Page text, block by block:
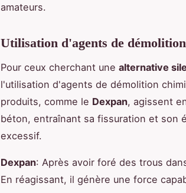
amateurs.
Utilisation d'agents de
Pour ceux cherchant une alternative
l'utilisation d'agents de démolition
produits, comme le Dexpan, agissent
béton, entraînant sa fissuration et son
excessif.
Dexpan: Après avoir foré des trous
En réagissant, il génère une force